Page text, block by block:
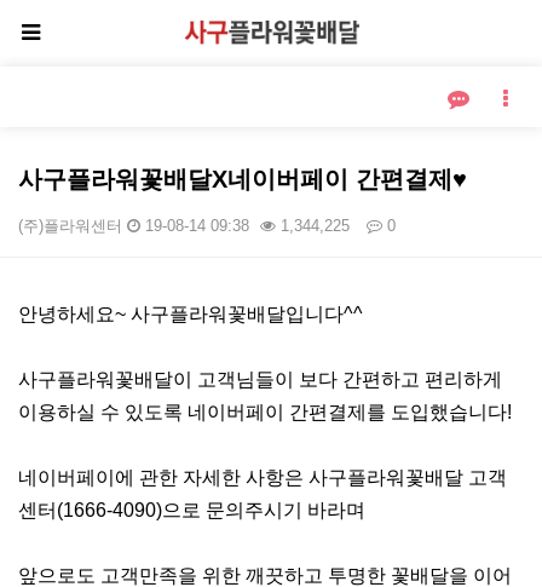
사구플라워꽃배달X네이버페이 간편결제♥
(주)플라워센터 19-08-14 09:38 1,344,225 0
안녕하세요~ 사구플라워꽃배달입니다^^
사구플라워꽃배달이 고객님들이 보다 간편하고 편리하게
이용하실 수 있도록 네이버페이 간편결제를 도입했습니다!
네이버페이에 관한 자세한 사항은 사구플라워꽃배달 고객
센터(1666-4090)으로 문의주시기 바라며
앞으로도 고객만족을 위한 깨끗하고 투명한 꽃배달을 이어